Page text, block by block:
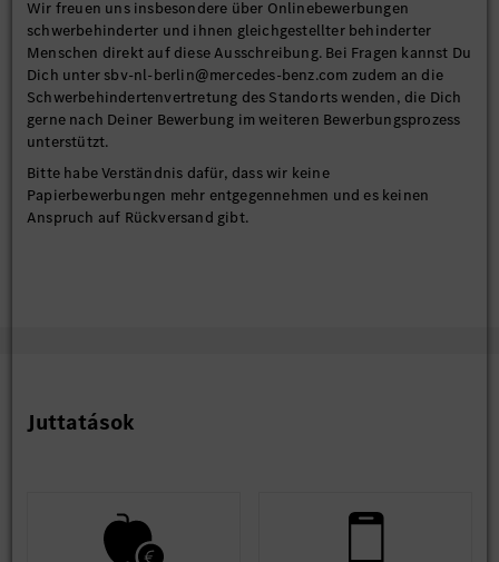
Wir freuen uns insbesondere über Onlinebewerbungen
schwerbehinderter und ihnen gleichgestellter behinderter
Menschen direkt auf diese Ausschreibung. Bei Fragen kannst Du
Dich unter sbv-nl-berlin@mercedes-benz.com zudem an die
Schwerbehindertenvertretung des Standorts wenden, die Dich
gerne nach Deiner Bewerbung im weiteren Bewerbungsprozess
unterstützt.
Bitte habe Verständnis dafür, dass wir keine
Papierbewerbungen mehr entgegennehmen und es keinen
Anspruch auf Rückversand gibt.
Juttatások